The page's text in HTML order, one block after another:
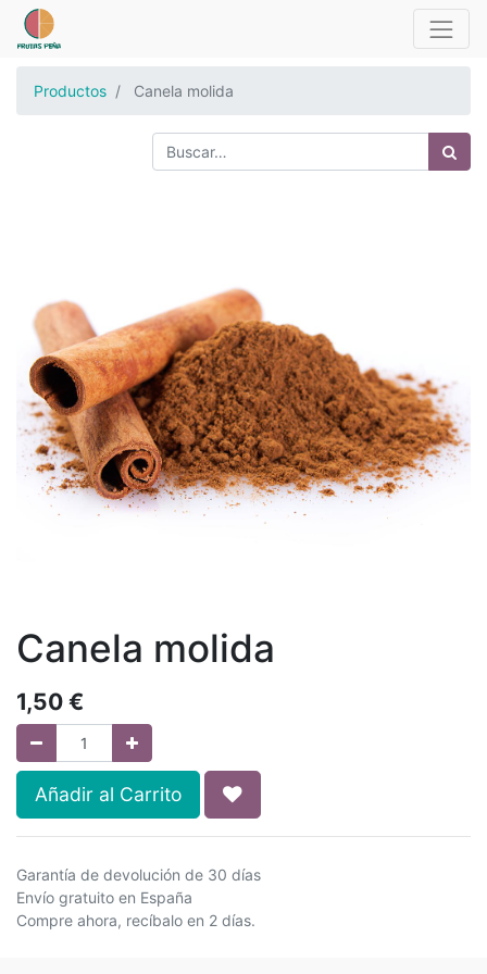
Productos Canela molida
Canela molida
1,50 €
Añadir al Carrito
Garantía de devolución de 30 días
Envío gratuito en España
Compre ahora, recíbalo en 2 días.